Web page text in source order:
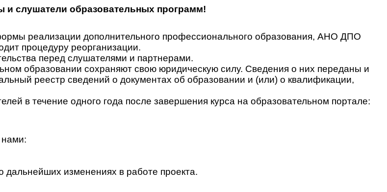
и слушатели образовательных программ!
реализации дополнительного профессионального образования, АНО ДПО
процедуру реорганизации.
перед слушателями и партнерами.
образовании сохраняют свою юридическую силу. Сведения о них переданы и
реестр сведений о документах об образовании и (или) о квалификации,
в течение одного года после завершения курса на образовательном портале:
нами:
изменениях в работе проекта.